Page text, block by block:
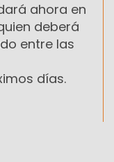
ahora en
deberá
entre las
días.